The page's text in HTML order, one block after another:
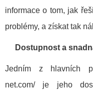
informace o tom, jak
problémy, a získat tak
Dostupnost a
Jedním z hlavních
net.com/ je jeho